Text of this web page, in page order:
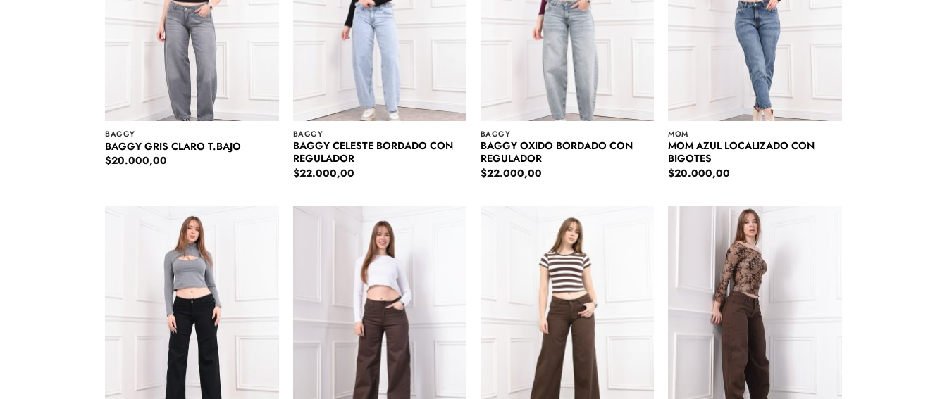
BAGGY
BAGGY GRIS CLARO T.BAJO
$20.000,00
BAGGY
BAGGY CELESTE BORDADO CON
REGULADOR
$22.000,00
BAGGY
BAGGY OXIDO BORDADO CON
REGULADOR
$22.000,00
MOM
MOM AZUL LOCALIZADO CON
BIGOTES
$20.000,00